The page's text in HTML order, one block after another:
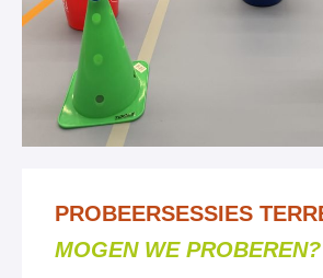
PROBEERSESSIES
MOGEN WE PROBEREN?